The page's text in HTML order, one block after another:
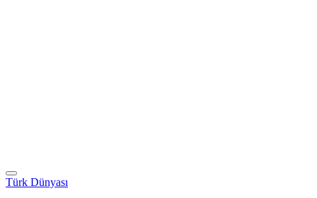
Türk Dünyası